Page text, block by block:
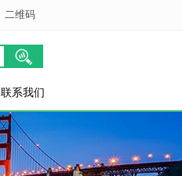
二维码
联系我们